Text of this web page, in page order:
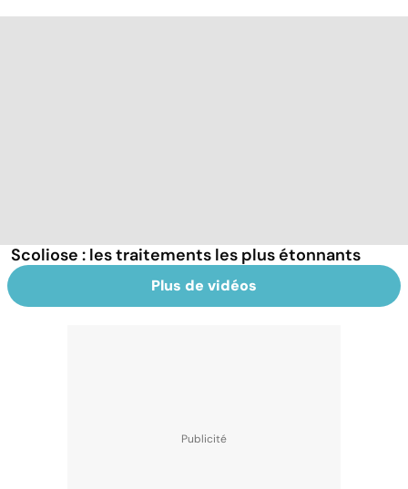
Scoliose : les traitements les plus étonnants
Plus de vidéos